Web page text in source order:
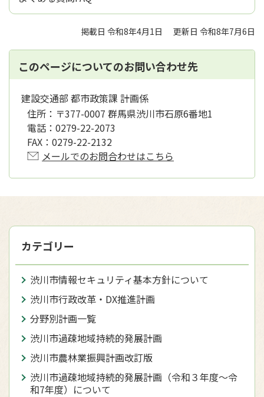
掲載日 令和8年4月1日 更新日 令和8年7月6日
このページについてのお問い合わせ先
建設交通部 都市政策課 計画係
住所： 〒377-0007 群馬県渋川市石原6番地1
電話： 0279-22-2073
FAX： 0279-22-2132
メールでのお問合わせはこちら
カテゴリー
渋川市情報セキュリティ基本方針について
渋川市行政改革・DX推進計画
分野別計画一覧
渋川市過疎地域持続的発展計画
渋川市農林業振興計画改訂版
渋川市過疎地域持続的発展計画（令和３年度〜令
和7年度）について